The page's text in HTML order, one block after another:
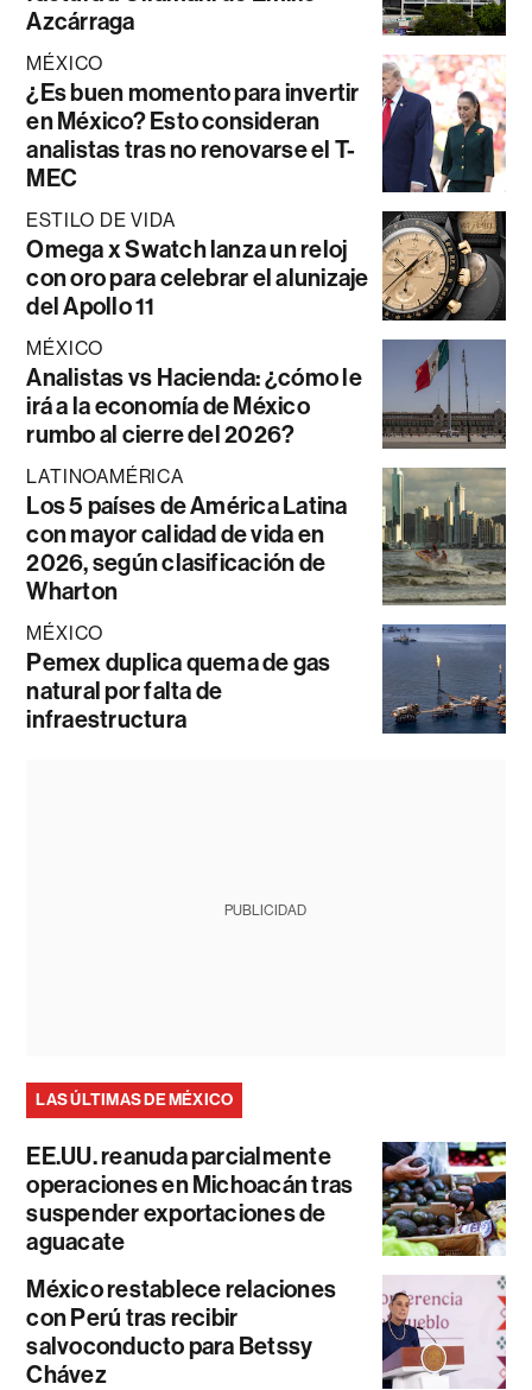
Azcárraga
MÉXICO
¿Es buen momento para invertir
en México? Esto consideran
analistas tras no renovarse el T-
MEC
ESTILO DE VIDA
Omega x Swatch lanza un reloj
con oro para celebrar el alunizaje
del Apollo 11
MÉXICO
Analistas vs Hacienda: ¿cómo le
irá a la economía de México
rumbo al cierre del 2026?
LATINOAMÉRICA
Los 5 países de América Latina
con mayor calidad de vida en
2026, según clasificación de
Wharton
MÉXICO
Pemex duplica quema de gas
natural por falta de
infraestructura
PUBLICIDAD
LAS ÚLTIMAS DE MÉXICO
EE.UU. reanuda parcialmente
operaciones en Michoacán tras
suspender exportaciones de
aguacate
México restablece relaciones
con Perú tras recibir
salvoconducto para Betssy
Chávez